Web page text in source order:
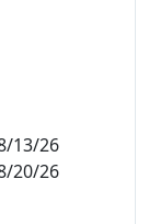
13/26
20/26